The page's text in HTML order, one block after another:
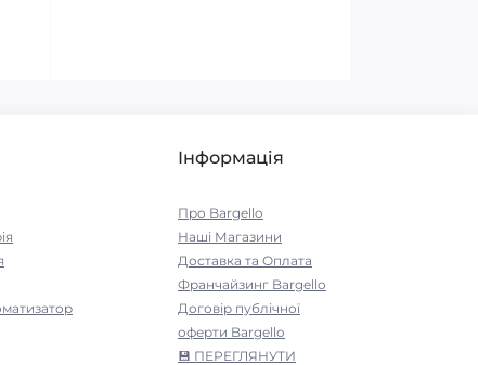
Інформація
Про Bargello
Наші Магазини
Доставка та Оплата
Франчайзинг Bargello
Договір публічної
оферти Bargello
💾 ПЕРЕГЛЯНУТИ